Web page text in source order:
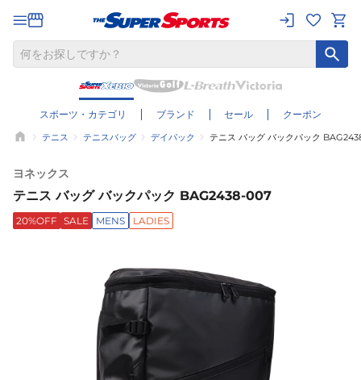
スポーツ・カテゴリ ブランド セール クーポン
テニス テニスバッグ デイパック テニス バッグ バックパック
ヨネックス
テニス バッグ バックパック BAG2438-007
20%OFF SALE MENS LADIES